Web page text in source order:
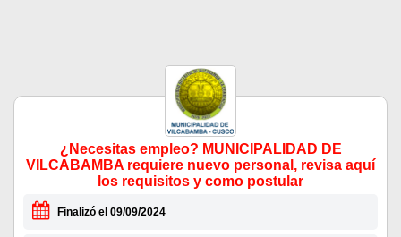
¿Necesitas empleo? MUNICIPALIDAD DE
VILCABAMBA requiere nuevo personal, revisa aquí
los requisitos y como postular
Finalizó el 09/09/2024